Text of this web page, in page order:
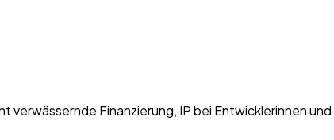
Finanzierung, IP bei Entwicklerinnen und